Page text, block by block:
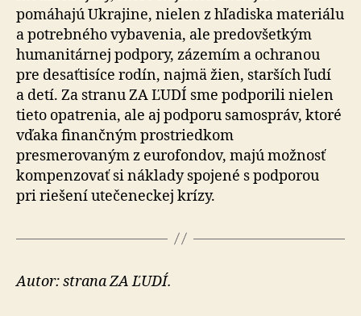
pomáhajú Ukrajine, nielen z hľadiska materiálu
a potrebného vybavenia, ale predovšetkým
humanitárnej podpory, zázemím a ochranou
pre desaťtisíce rodín, najmä žien, starších ľudí
a detí. Za stranu ZA ĽUDÍ sme podporili nielen
tieto opatrenia, ale aj podporu samospráv, ktoré
vďaka finančným prostriedkom
presmerovaným z eurofondov, majú možnosť
kompenzovať si náklady spojené s podporou
pri riešení utečeneckej krízy.
Autor: strana ZA ĽUDÍ.